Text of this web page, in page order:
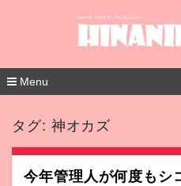
Menu
タグ: 神オカズ
今年管理人が何度も